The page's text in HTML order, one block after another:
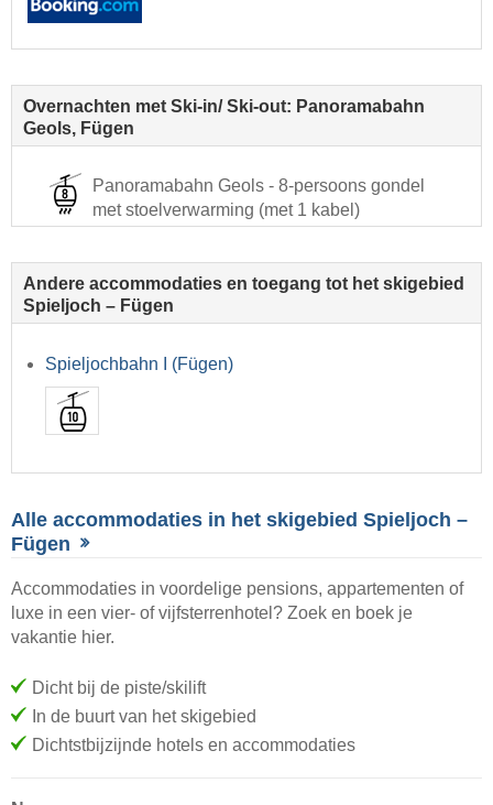
Overnachten met Ski-in/ Ski-out: Panoramabahn
Geols, Fügen
Panoramabahn Geols - 8-persoons gondel
met stoelverwarming (met 1 kabel)
Andere accommodaties en toegang tot het skigebied
Spieljoch – Fügen
Spieljochbahn I (Fügen)
Alle accommodaties in het skigebied Spieljoch –
Fügen
Accommodaties in voordelige pensions, appartementen of
luxe in een vier- of vijfsterrenhotel? Zoek en boek je
vakantie hier.
Dicht bij de piste/skilift
In de buurt van het skigebied
Dichtstbijzijnde hotels en accommodaties